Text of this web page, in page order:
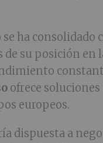
ha consolidado
de su posición en
ofrece
europeos.
dispuesta a